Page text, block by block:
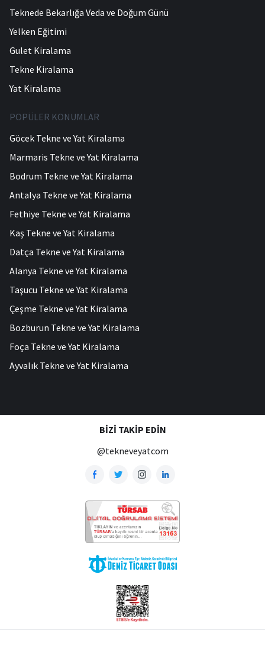
Teknede Bekarlığa Veda ve Doğum Günü
Yelken Eğitimi
Gulet Kiralama
Tekne Kiralama
Yat Kiralama
POPÜLER KONUMLAR
Göcek Tekne ve Yat Kiralama
Marmaris Tekne ve Yat Kiralama
Bodrum Tekne ve Yat Kiralama
Antalya Tekne ve Yat Kiralama
Fethiye Tekne ve Yat Kiralama
Kaş Tekne ve Yat Kiralama
Datça Tekne ve Yat Kiralama
Alanya Tekne ve Yat Kiralama
Taşucu Tekne ve Yat Kiralama
Çeşme Tekne ve Yat Kiralama
Bozburun Tekne ve Yat Kiralama
Foça Tekne ve Yat Kiralama
Ayvalık Tekne ve Yat Kiralama
BIZI TAKIP EDIN
@tekneveyatcom